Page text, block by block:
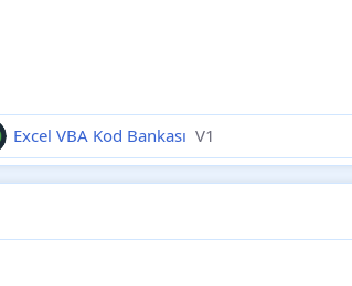
Excel VBA Kod Bankası V1